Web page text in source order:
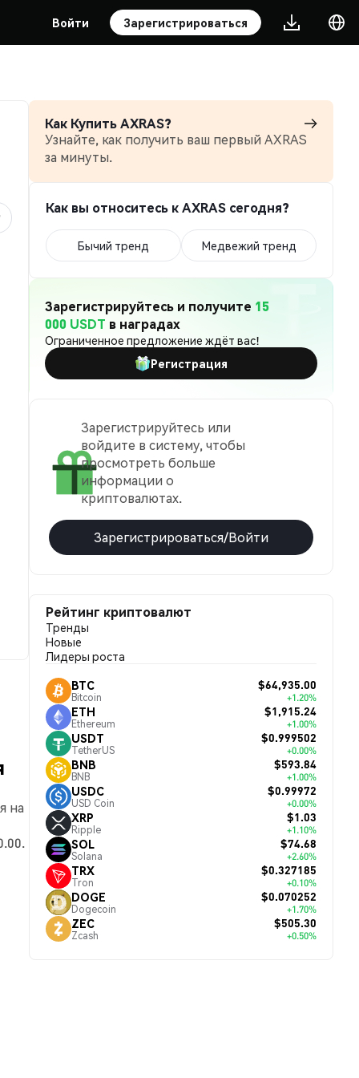
Войти Зарегистрироваться
на
Как Купить AXRAS?
Узнайте, как получить ваш первый AXRAS
за минуты.
Как вы относитесь к AXRAS сегодня?
Бычий тренд Медвежий тренд
Зарегистрируйтесь и получите 15
000 USDT в наградах
Ограниченное предложение ждёт вас!
Регистрация
Зарегистрируйтесь или
войдите в систему, чтобы
просмотреть больше
информации о
криптовалютах.
Зарегистрироваться/Войти
Рейтинг криптовалют
Тренды
Новые
Лидеры роста
BTC
Bitcoin
$64,935.00
+1.20%
ETH
Ethereum
$1,915.24
+1.00%
USDT
TetherUS
$0.999502
+0.00%
BNB
BNB
$593.84
+1.00%
USDC
USD Coin
$0.99972
+0.00%
XRP
Ripple
$1.03
+1.10%
SOL
Solana
$74.68
+2.60%
TRX
Tron
$0.327185
+0.10%
DOGE
Dogecoin
$0.070252
+1.70%
ZEC
Zcash
$505.30
+0.50%